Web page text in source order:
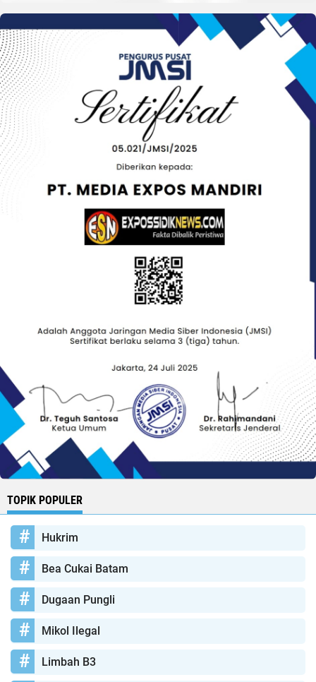
TOPIK POPULER
Hukrim
Bea Cukai Batam
Dugaan Pungli
Mikol Ilegal
Limbah B3